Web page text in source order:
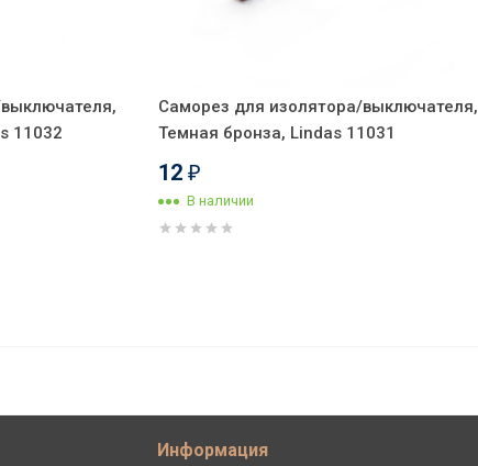
11032
Саморез для изолятора/выключателя,
Темная бронза, Lindas 11031
12 ₽
В наличии
Информация